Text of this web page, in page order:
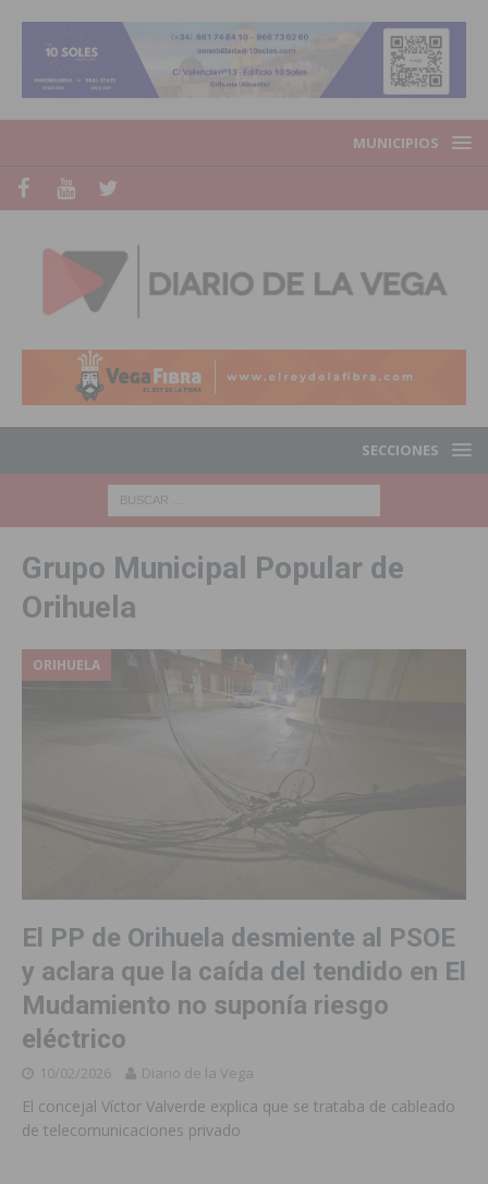
MUNICIPIOS
SECCIONES
Grupo Municipal Popular de
Orihuela
ORIHUELA
El PP de Orihuela desmiente al PSOE
y aclara que la caída del tendido en El
Mudamiento no suponía riesgo
eléctrico
10/02/2026 Diario de la Vega
El concejal Víctor Valverde explica que se trataba de cableado
de telecomunicaciones privado